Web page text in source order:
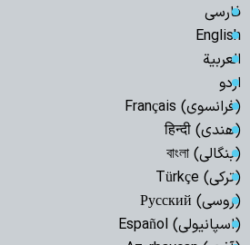
فارسی
English
العربیة
اردو
(فرانسوی) Français
(هندی) हिन्दी
(بنگالی) বাংলা
(ترکی) Türkçe
(روسی) Русский
(اسپانیولی) Español